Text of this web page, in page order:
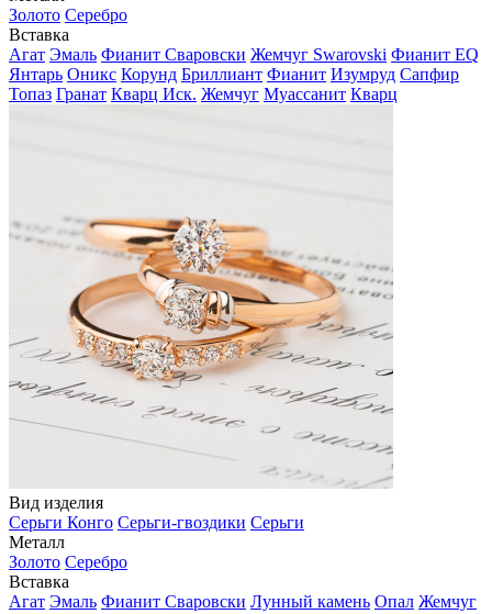
Золото Серебро
Вставка
Агат Эмаль Фианит Сваровски Жемчуг Swarovski Фианит EQ
Янтарь Оникс Корунд Бриллиант Фианит Изумруд Сапфир
Топаз Гранат Кварц Иск. Жемчуг Муассанит Кварц
Вид изделия
Серьги Конго Серьги-гвоздики Серьги
Металл
Золото Серебро
Вставка
Агат Эмаль Фианит Сваровски Лунный камень Опал Жемчуг